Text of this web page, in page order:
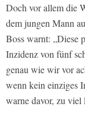
Doch vor allem die
dem jungen Mann
Boss warnt: „Diese
Inzidenz von fünf
genau wie wir vor
wenn kein einziges
warne davor, zu viel